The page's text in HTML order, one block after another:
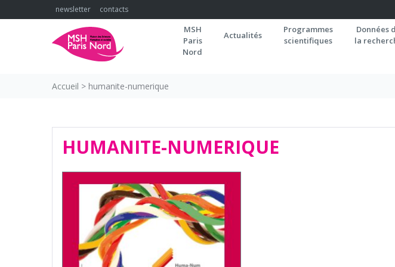
to
newsletter contacts
MSH
Paris
Nord
Actualités
Programmes
scientifiques
Données
la
Accueil > humanite-numerique
HUMANITE-NUMERIQUE